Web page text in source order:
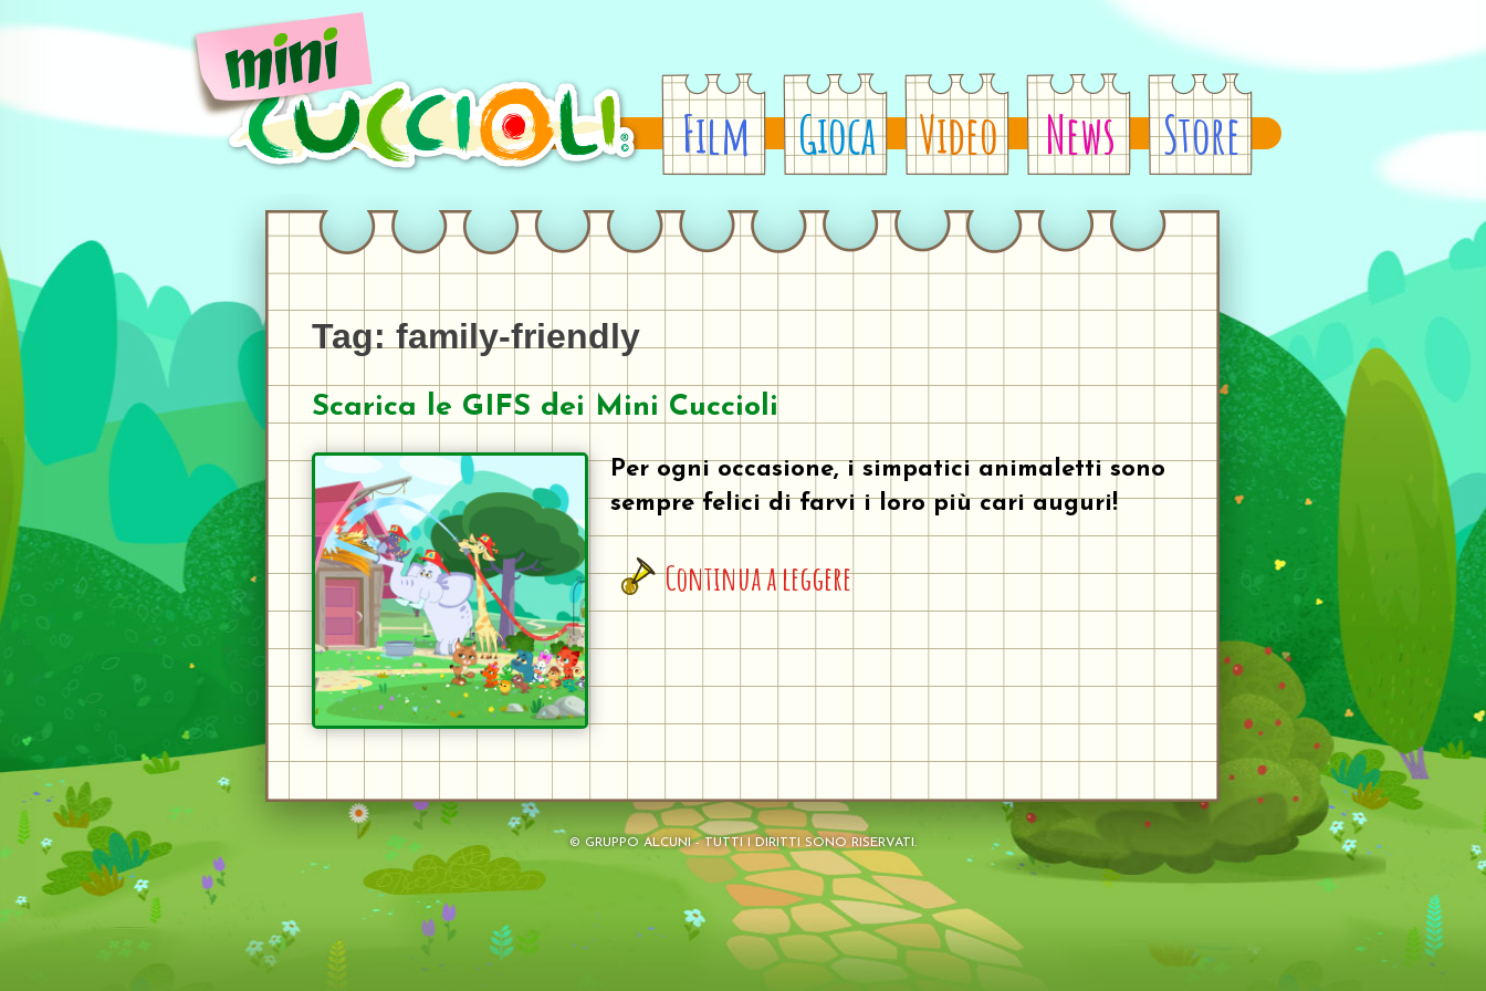
to
content
Film Gioca Video News Store
Tag: family-friendly
Scarica le GIFS dei Mini Cuccioli
Per ogni occasione, i simpatici animaletti sono
sempre felici di farvi i loro più cari auguri!
Continua a leggere
© GRUPPO ALCUNI- TUTTI I DIRITTI SONO RISERVATI.